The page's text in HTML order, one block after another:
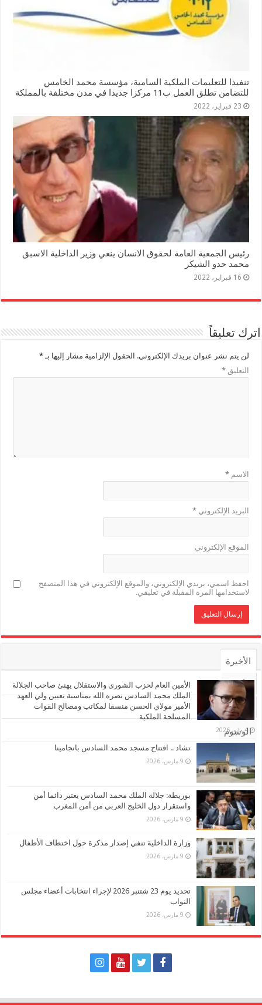
تنفيذا للتعليمات الملكية السامية، مؤسسة محمد الخامس
للتضامن تطلق العمل ب11 مركزا جديدا في مدن مختلفة بالمملكة
23 فبراير، 2022
رئيس الجمعية العامة لحقوق الانسان ينعي وزير الداخلية الاسبق
محمد حدو الشيكر
16 فبراير، 2022
اترك تعليقاً
لن يتم نشر عنوان بريدك الإلكتروني. الحقول الإلزامية مشار إليها بـ*
التعليق*
الاسم*
البريد الإلكتروني*
الموقع الإلكتروني
احفظ اسمي، بريدي الإلكتروني، والموقع الإلكتروني في هذا المتصفح
لاستخدامها المرة المقبلة في تعليقي.
الأخيرة
الأشهر
تعليقات
الوسوم
الأمين العام لحزب الشورى والاستقلال يهنئ صاحب الجلالة
الملك محمد السادس نصره الله بمناسبة تعيين ولي العهد
الأمير مولاي الحسن منسقا لمكاتب ومصالح القوات
المسلحة الملكية
4 مايو، 2026
تشاد .. افتتاح مسجد محمد السادس بانجامينا
9 مارس، 2026
بوريطة: جلالة الملك محمد السادس يعتبر دائما أمن
واستقرار دول الخليج العربي من أمن المغرب
9 مارس، 2026
وزارة الداخلية تنفي إصدار مذكرة حول اختطاف الأطفال
9 مارس، 2026
تحديد يوم 23 شتنبر 2026 لإجراء انتخابات أعضاء مجلس
النواب
9 مارس، 2026